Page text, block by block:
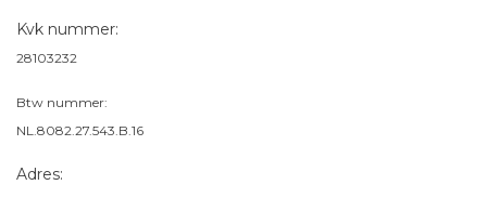
Kvk nummer:
28103232
Btw nummer:
NL.8082.27.543.B.16
Adres: